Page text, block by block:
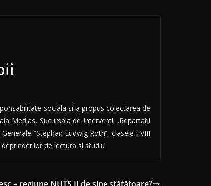
sociala si-a propus colectarea de
Medias, Sucursala de Interventii ,Repartatii
”Stephan Ludwig Roth”, clasele I-VIII
de lectura si studiu.
– regiune NUTS II de sine stătătoare?